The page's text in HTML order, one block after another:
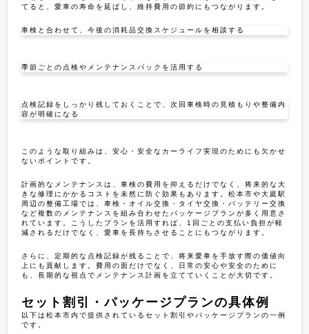
てると、愛車の寿命を延ばし、維持費用の節約にもつながります。
車検と合わせて、今後の消耗品交換スケジュールを相談する
季節ごとの点検やメンテナンスパックを活用する
点検記録をしっかり残しておくことで、次回車検時の見積もりや整備内
容が明確になる
このような取り組みは、安心・安全なカーライフ実現のためにも欠かせ
ないポイントです。
計画的なメンテナンスは、車検の費用を抑えるだけでなく、将来的な大
きな修理にかかるコストを未然に防ぐ効果もあります。松本市や大庭駅
周辺の整備工場では、車検・オイル交換・タイヤ交換・バッテリー交換
など複数のメンテナンスを組み合わせたパッケージプランが多く用意さ
れています。こうしたプランを活用すれば、1回ごとの支払い負担が軽
減されるだけでなく、愛車を長持ちさせることにもつながります。
さらに、定期的な点検記録が残ることで、将来愛車を手放す際の価値向
上にも貢献します。費用の面だけでなく、日常の安心や安全のために
も、長期的な視点でメンテナンス計画を立てていくことが大切です。
セット割引・パッケージプランの具体例
以下は松本市内で提供されているセット割引やパッケージプランの一例
です。